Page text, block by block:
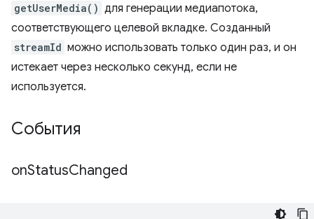
getUserMedia() для генерации медиапотока,
соответствующего целевой вкладке. Созданный
streamId можно использовать только один раз, и он
истекает через несколько секунд, если не
используется.
События
onStatusChanged